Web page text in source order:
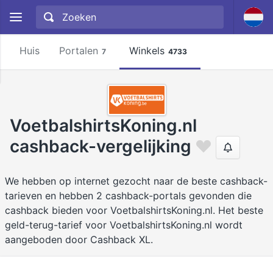
Huis Portalen 7 Winkels 4733
VoetbalshirtsKoning.nl
cashback-vergelijking
We hebben op internet gezocht naar de beste cashback-
tarieven en hebben 2 cashback-portals gevonden die
cashback bieden voor VoetbalshirtsKoning.nl. Het beste
geld-terug-tarief voor VoetbalshirtsKoning.nl wordt
aangeboden door Cashback XL.